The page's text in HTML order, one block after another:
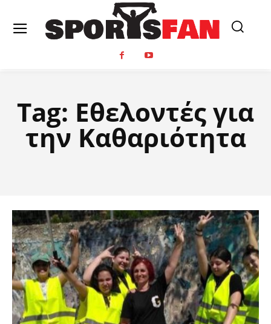
Tag: Εθελοντές για
την Καθαριότητα